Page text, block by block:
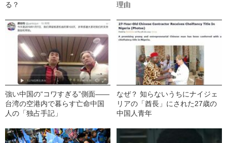
る？
理由
強い中国の“コワすぎる”側面――
台湾の空港内で暮らす亡命中国
人の「独占手記」
なぜ？ 知らないうちにナイジェ
リアの「酋長」にされた27歳の
中国人青年